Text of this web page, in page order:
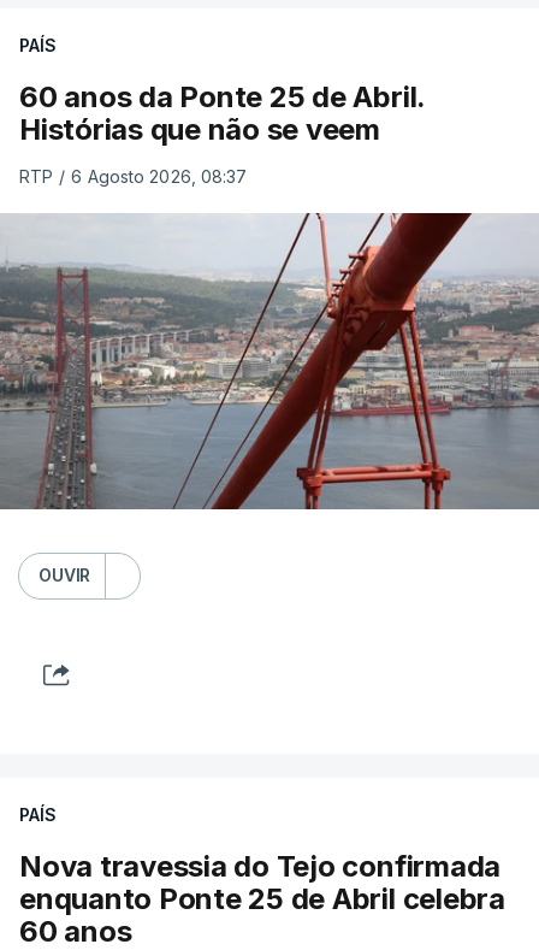
PAÍS
60 anos da Ponte 25 de Abril.
Histórias que não se veem
RTP / 6 Agosto 2026, 08:37
OUVIR
PAÍS
Nova travessia do Tejo confirmada
enquanto Ponte 25 de Abril celebra
60 anos